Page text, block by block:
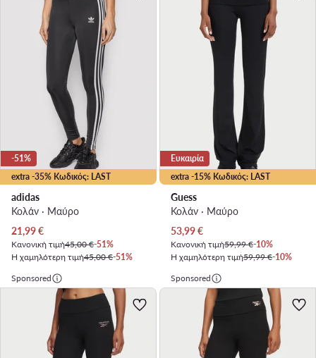
extra -35% Κωδικός: LAST
-51%
adidas
Κολάν · Μαύρο
Τρέχουσα τιμή
21,99€
Κανονική τιμή45,00 €-51%
Η χαμηλότερη τιμή45,00 €-51%
extra -15% Κωδικός: LAST
Ευκαιρία
Guess
Κολάν · Μαύρο
Τρέχουσα τιμή
53,99€
Κανονική τιμή59,99 €-10%
Η χαμηλότερη τιμή59,99 €-10%
Sponsored
Sponsored